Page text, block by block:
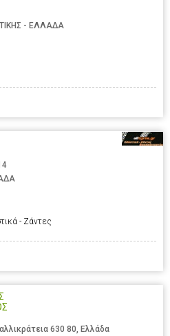
- ΕΛΛΑΔΑ
- Ζάντες
630 80, Ελλάδα